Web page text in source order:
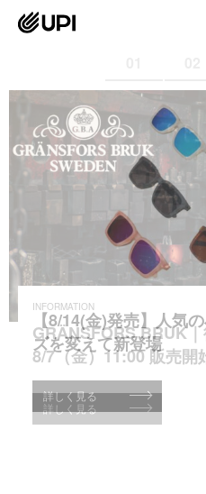
詳しく見る
詳しく見る
INFORMATION
GRÄNSFORS BRUK
8/7（金）11:00 販売開
詳しく見る
詳しく見る